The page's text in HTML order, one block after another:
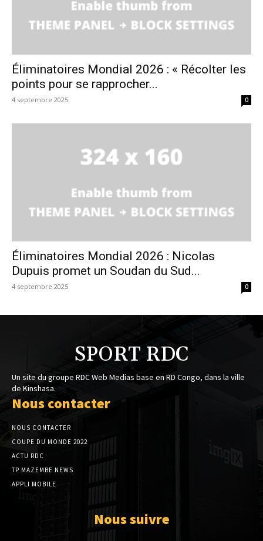
Éliminatoires Mondial 2026 : « Récolter les
points pour se rapprocher...
4 septembre 2025 0
Éliminatoires Mondial 2026 : Nicolas
Dupuis promet un Soudan du Sud...
4 septembre 2025 0
SPORT RDC
Un site du groupe RDC Web Medias base en RD Congo, dans la ville
de Kinshasa.
Nous contacter
NOUS CONTACTER
COUPE DU MONDE 2022
ACTU RDC
TP MAZEMBE NEWS
APPLI MOBILE
Nous suivre